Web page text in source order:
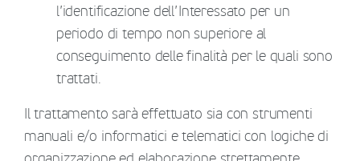
l’identificazione dell’Interessato per un
periodo di tempo non superiore al
conseguimento delle finalità per le quali sono
trattati.
Il trattamento sarà effettuato sia con strumenti
manuali e/o informatici e telematici con logiche di